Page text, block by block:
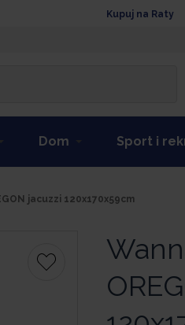
Kupuj na Raty
Dom Sport i
jacuzzi 120x170x59cm